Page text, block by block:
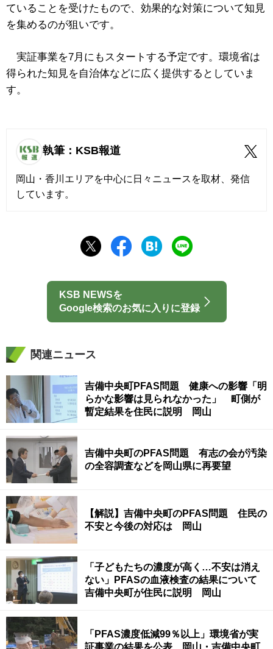
ていることを受けたもので、効果的な対策について知見
を集めるのが狙いです。
実証事業を7月にもスタートする予定です。環境省は
得られた知見を自治体などに広く提供するとしていま
す。
執筆：KSB報道
岡山・香川エリアを中心に日々ニュースを取材、発信
しています。
KSB NEWSを
Google検索のお気に入りに登録
関連ニュース
吉備中央町PFAS問題 健康への影響「明
らかな影響は見られなかった」 町側が
暫定結果を住民に説明 岡山
吉備中央町のPFAS問題 有志の会が汚染
の全容調査などを岡山県に再要望
【解説】吉備中央町のPFAS問題 住民の
不安と今後の対応は 岡山
「子どもたちの濃度が高く…不安は消え
ない」PFASの血液検査の結果について
吉備中央町が住民に説明 岡山
「PFAS濃度低減99％以上」環境省が実
証事業の結果を公表 岡山・吉備中央町